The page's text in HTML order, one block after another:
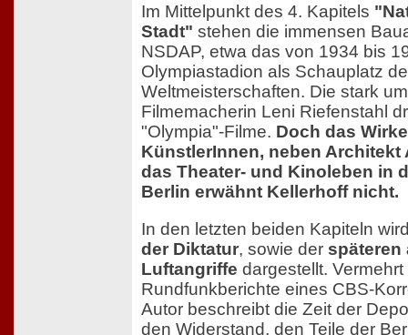
Im Mittelpunkt des 4. Kapitels
Stadt" stehen die immensen
NSDAP, etwa das von 1934 bis
Olympiastadion als Schauplatz
Weltmeisterschaften. Die stark
Filmemacherin Leni Riefenstahl
"Olympia"-Filme. Doch das
KünstlerInnen, neben Architekt
das Theater- und Kinoleben in
Berlin erwähnt Kellerhoff nicht.
In den letzten beiden Kapiteln
der Diktatur, sowie der späteren
Luftangriffe dargestellt.
Rundfunkberichte eines CBS-
Autor beschreibt die Zeit der
den Widerstand, den Teile der